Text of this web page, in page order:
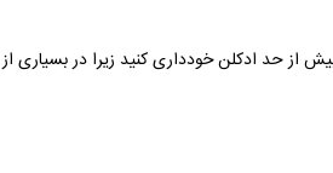
حد ادکلن خودداری کنید زیرا در بسیاری